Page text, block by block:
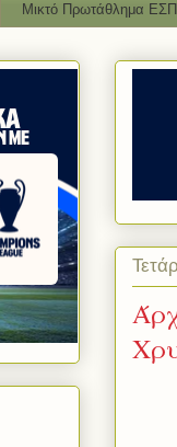
Μικτό Πρωτάθλημα